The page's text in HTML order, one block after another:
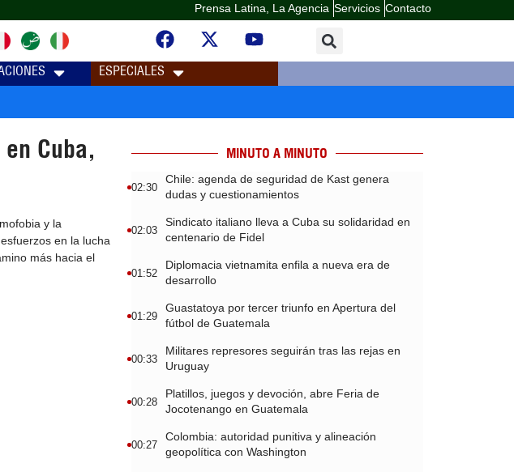
Prensa Latina, La Agencia Servicios Contacto
ESPECIALES
Cuba,
y la
en la lucha
más hacia el
MINUTO A MINUTO
02:30
Chile: agenda de seguridad de Kast genera
dudas y cuestionamientos
02:03
Sindicato italiano lleva a Cuba su solidaridad en
centenario de Fidel
01:52
Diplomacia vietnamita enfila a nueva era de
desarrollo
01:29
Guastatoya por tercer triunfo en Apertura del
fútbol de Guatemala
00:33
Militares represores seguirán tras las rejas en
Uruguay
00:28
Platillos, juegos y devoción, abre Feria de
Jocotenango en Guatemala
00:27
Colombia: autoridad punitiva y alineación
geopolítica con Washington